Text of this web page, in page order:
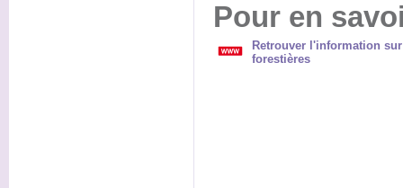
Pour en
Retrouver l'information
forestières